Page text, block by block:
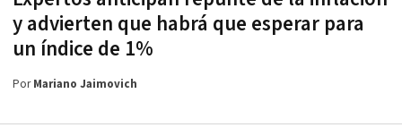
y advierten que habrá que esperar para
un índice de 1%
PorMariano Jaimovich